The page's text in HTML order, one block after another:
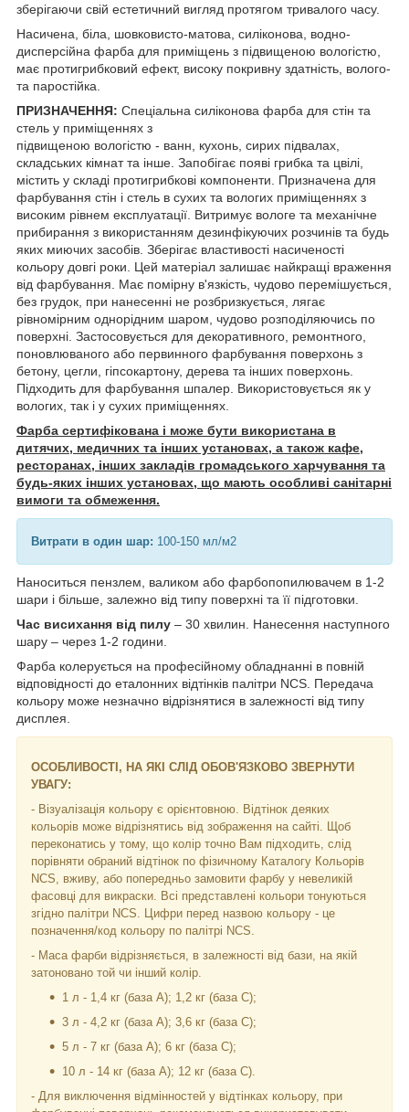
зберігаючи свій естетичний вигляд протягом тривалого часу.
Насичена, біла, шовковисто-матова, силіконова, водно-
дисперсійна фарба для приміщень з підвищеною вологістю,
має протигрибковий ефект, високу покривну здатність, волого-
та паростійка.
ПРИЗНАЧЕННЯ: Спеціальна силіконова фарба для стін та
стель у приміщеннях з
підвищеною вологістю - ванн, кухонь, сирих підвалах,
складських кімнат та інше. Запобігає появі грибка та цвілі,
містить у складі протигрибкові компоненти. Призначена для
фарбування стін і стель в сухих та вологих приміщеннях з
високим рівнем експлуатації. Витримує вологе та механічне
прибирання з використанням дезинфікуючих розчинів та будь
яких миючих засобів. Зберігає властивості насиченості
кольору довгі роки. Цей матеріал залишає найкращі враження
від фарбування. Має помірну в'язкість, чудово перемішується,
без грудок, при нанесенні не розбризкується, лягає
рівномірним однорідним шаром, чудово розподіляючись по
поверхні. Застосовується для декоративного, ремонтного,
поновлюваного або первинного фарбування поверхонь з
бетону, цегли, гіпсокартону, дерева та інших поверхонь.
Підходить для фарбування шпалер. Використовується як у
вологих, так і у сухих приміщеннях.
Фарба сертифікована і може бути використана в
дитячих, медичних та інших установах, а також кафе,
ресторанах, інших закладів громадського харчування та
будь-яких інших установах, що мають особливі санітарні
вимоги та обмеження.
Витрати в один шар: 100-150 мл/м2
Наноситься пензлем, валиком або фарбопопилювачем в 1-2
шари і більше, залежно від типу поверхні та її підготовки.
Час висихання від пилу – 30 хвилин. Нанесення наступного
шару – через 1-2 години.
Фарба колерується на професійному обладнанні в повній
відповідності до еталонних відтінків палітри NCS. Передача
кольору може незначно відрізнятися в залежності від типу
дисплея.
ОСОБЛИВОСТІ, НА ЯКІ СЛІД ОБОВ'ЯЗКОВО ЗВЕРНУТИ
УВАГУ:
- Візуалізація кольору є орієнтовною. Відтінок деяких
кольорів може відрізнятись від зображення на сайті. Щоб
переконатись у тому, що колір точно Вам підходить, слід
порівняти обраний відтінок по фізичному Каталогу Кольорів
NCS, вживу, або попередньо замовити фарбу у невеликій
фасовці для викраски. Всі представлені кольори тонуються
згідно палітри NCS. Цифри перед назвою кольору - це
позначення/код кольору по палітрі NCS.
- Маса фарби відрізняється, в залежності від бази, на якій
затоновано той чи інший колір.
1 л - 1,4 кг (база А); 1,2 кг (база С);
3 л - 4,2 кг (база А); 3,6 кг (база C);
5 л - 7 кг (база А); 6 кг (база С);
10 л - 14 кг (база А); 12 кг (база С).
- Для виключення відмінностей у відтінках кольору, при